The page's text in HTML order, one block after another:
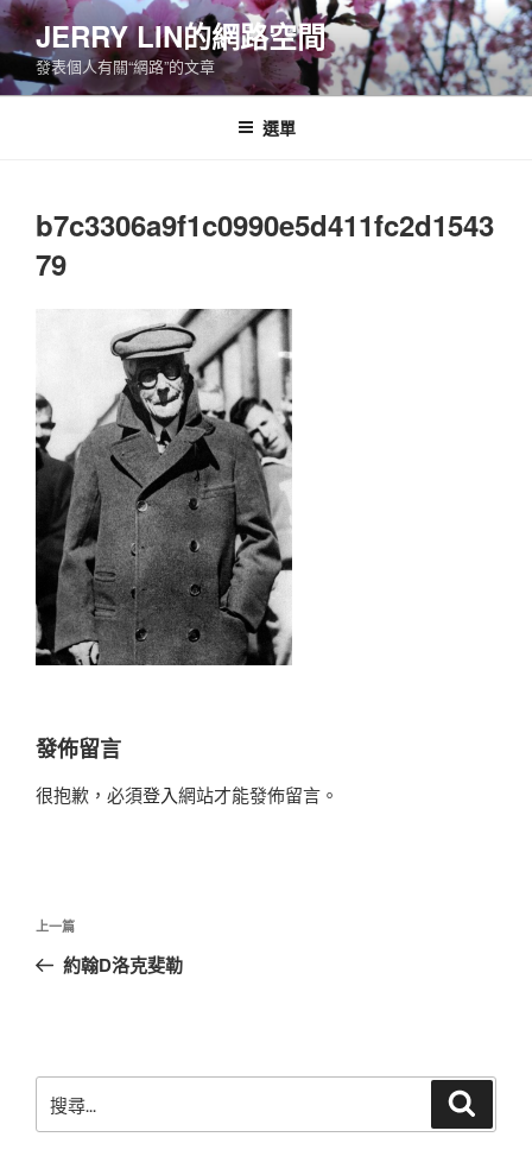
跳
至
主
要
JERRY LIN的網路空間
發表個人有關“網路”的文章
選單
b7c3306a9f1c0990e5d411fc2d1543
79
發佈留言
很抱歉，必須登入網站才能發佈留言。
文
導
上
一
上一篇
約翰D洛克斐勒
尋